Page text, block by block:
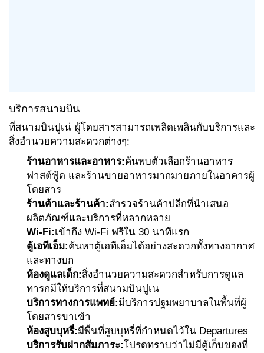
บริการสนามบิน
ที่สนามบินปูเน่ ผู้โดยสารสามารถเพลิดเพลินกับบริการและ
สิ่งอำนวยความสะดวกต่างๆ:
ร้านอาหารและอาหาร:ค้นพบตัวเลือกร้านอาหาร
ฟาสต์ฟู้ด และร้านขายอาหารมากมายภายในอาคารผู้
โดยสาร
ร้านค้าและร้านค้า:สำรวจร้านค้าปลีกที่นำเสนอ
ผลิตภัณฑ์และบริการที่หลากหลาย
Wi-Fi:เข้าถึง Wi-Fi ฟรีใน 30 นาทีแรก
ตู้เอทีเอ็ม:ค้นหาตู้เอทีเอ็มได้อย่างสะดวกทั้งทางอากาศ
และทางบก
ห้องดูแลเด็ก:สิ่งอำนวยความสะดวกสำหรับการดูแล
ทารกมีให้บริการที่สนามบินปูเน
บริการทางการแพทย์:มีบริการปฐมพยาบาลในพื้นที่ผู้
โดยสารขาเข้า
ห้องสูบบุหรี่:มีพื้นที่สูบบุหรี่ที่กำหนดไว้ใน Departures
บริการรับฝากสัมภาระ:โปรดทราบว่าไม่มีตู้เก็บของที่